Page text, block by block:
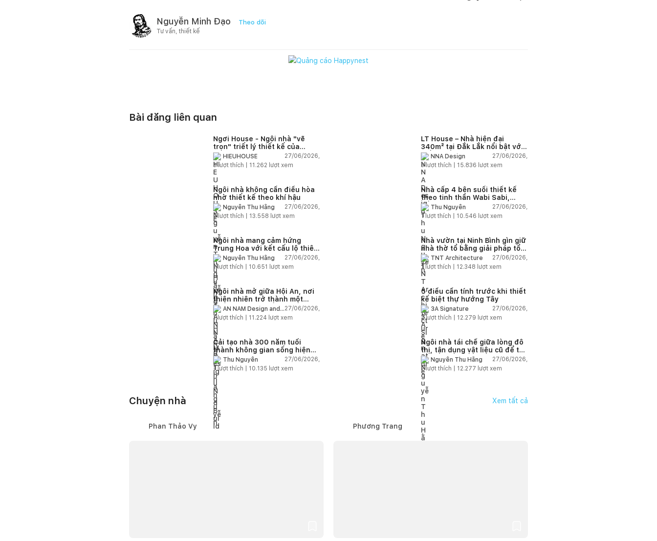
Nguyễn Minh Đạo Theo dõi
Tư vấn, thiết kế
Bài đăng liên quan
Ngơi House - Ngôi nhà "vẽ
trọn" triết lý thiết kế của
HIEUHOUSE
HIEUHOUSE
27/06/2026,
3lượt thích | 11.262 lượt xem
LT House – Nhà hiện đại
340m² tại Đắk Lắk nổi bật với
kiến trúc mở và hệ sân vườn
kết nối thiên nhiên
NNA Design
27/06/2026,
3lượt thích | 15.836 lượt xem
Ngôi nhà không cần điều hòa
nhờ thiết kế theo khí hậu
Nguyễn Thu Hằng
27/06/2026,
2lượt thích | 13.558 lượt xem
Nhà cấp 4 bên suối thiết kế
theo tinh thần Wabi Sabi,
sống chậm giữa thiên nhiên
Thu Nguyễn
27/06/2026,
1 lượt thích | 10.546 lượt xem
Ngôi nhà mang cảm hứng
Trung Hoa với kết cấu lộ thiên
hiện đại
Nguyễn Thu Hằng
27/06/2026,
1lượt thích | 10.651 lượt xem
Nhà vườn tại Ninh Bình gìn giữ
nhà thờ tổ bằng giải pháp tổ
chức lại không gian
TNT Architecture
27/06/2026,
1lượt thích | 12.348 lượt xem
Ngôi nhà mở giữa Hội An, nơi
thiên nhiên trở thành một
phần của cuộc sống
AN NAM Design and
Build
27/06/2026,
1lượt thích | 11.224 lượt xem
5 điều cần tính trước khi thiết
kế biệt thự hướng Tây
3A Signature
27/06/2026,
2lượt thích | 12.279 lượt xem
Cải tạo nhà 300 năm tuổi
thành không gian sống hiện
đại giữa thiên nhiên
Thu Nguyễn
27/06/2026,
1lượt thích | 10.135 lượt xem
Ngôi nhà tái chế giữa lòng đô
thị, tận dụng vật liệu cũ để tạo
không gian sống linh hoạt
Nguyễn Thu Hằng
27/06/2026,
2lượt thích | 12.277 lượt xem
Chuyện nhà Xem tất cả
Phan Thảo Vy Phương Trang